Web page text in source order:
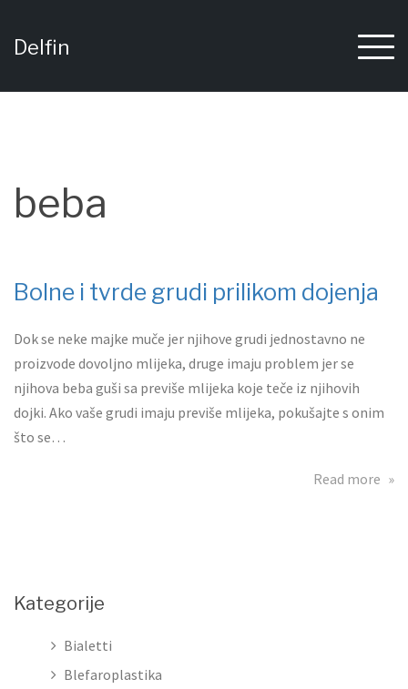
content
Delfin
beba
Bolne i tvrde grudi prilikom dojenja
Dok se neke majke muče jer njihove grudi jednostavno ne
proizvode dovoljno mlijeka, druge imaju problem jer se
njihova beba guši sa previše mlijeka koje teče iz njihovih
dojki. Ako vaše grudi imaju previše mlijeka, pokušajte s onim
što se…
Read more
Kategorije
Bialetti
Blefaroplastika